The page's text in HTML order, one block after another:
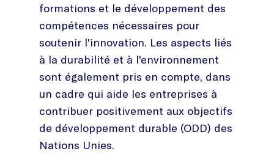
formations et le développement des
compétences nécessaires pour
soutenir l'innovation. Les aspects liés
à la durabilité et à l'environnement
sont également pris en compte, dans
un cadre qui aide les entreprises à
contribuer positivement aux objectifs
de développement durable (ODD) des
Nations Unies.